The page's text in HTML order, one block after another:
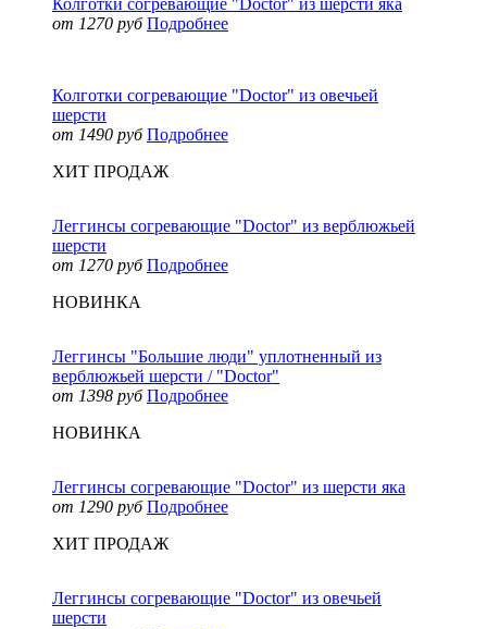
от 1270 руб Подробнее
Колготки согревающие "Doctor" из овечьей
шерсти
от 1490 руб Подробнее
ХИТ ПРОДАЖ
Леггинсы согревающие "Doctor" из верблюжьей
шерсти
от 1270 руб Подробнее
НОВИНКА
Леггинсы "Большие люди" уплотненный из
верблюжьей шерсти / "Doctor"
от 1398 руб Подробнее
НОВИНКА
Леггинсы согревающие "Doctor" из шерсти яка
от 1290 руб Подробнее
ХИТ ПРОДАЖ
Леггинсы согревающие "Doctor" из овечьей
шерсти